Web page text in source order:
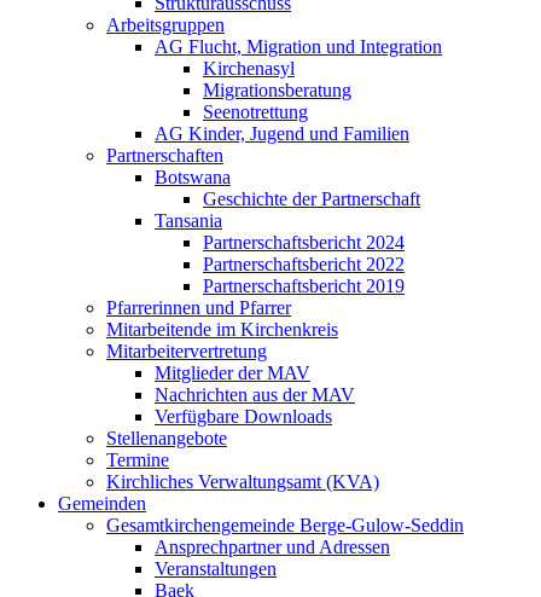
Arbeitsgruppen
AG Flucht, Migration und Integration
Kirchenasyl
Migrationsberatung
Seenotrettung
AG Kinder, Jugend und Familien
Partnerschaften
Botswana
Geschichte der Partnerschaft
Tansania
Partnerschaftsbericht 2024
Partnerschaftsbericht 2022
Partnerschaftsbericht 2019
Pfarrerinnen und Pfarrer
Mitarbeitende im Kirchenkreis
Mitarbeitervertretung
Mitglieder der MAV
Nachrichten aus der MAV
Verfügbare Downloads
Stellenangebote
Termine
Kirchliches Verwaltungsamt (KVA)
Gemeinden
Gesamtkirchengemeinde Berge-Gulow-Seddin
Ansprechpartner und Adressen
Veranstaltungen
Baek